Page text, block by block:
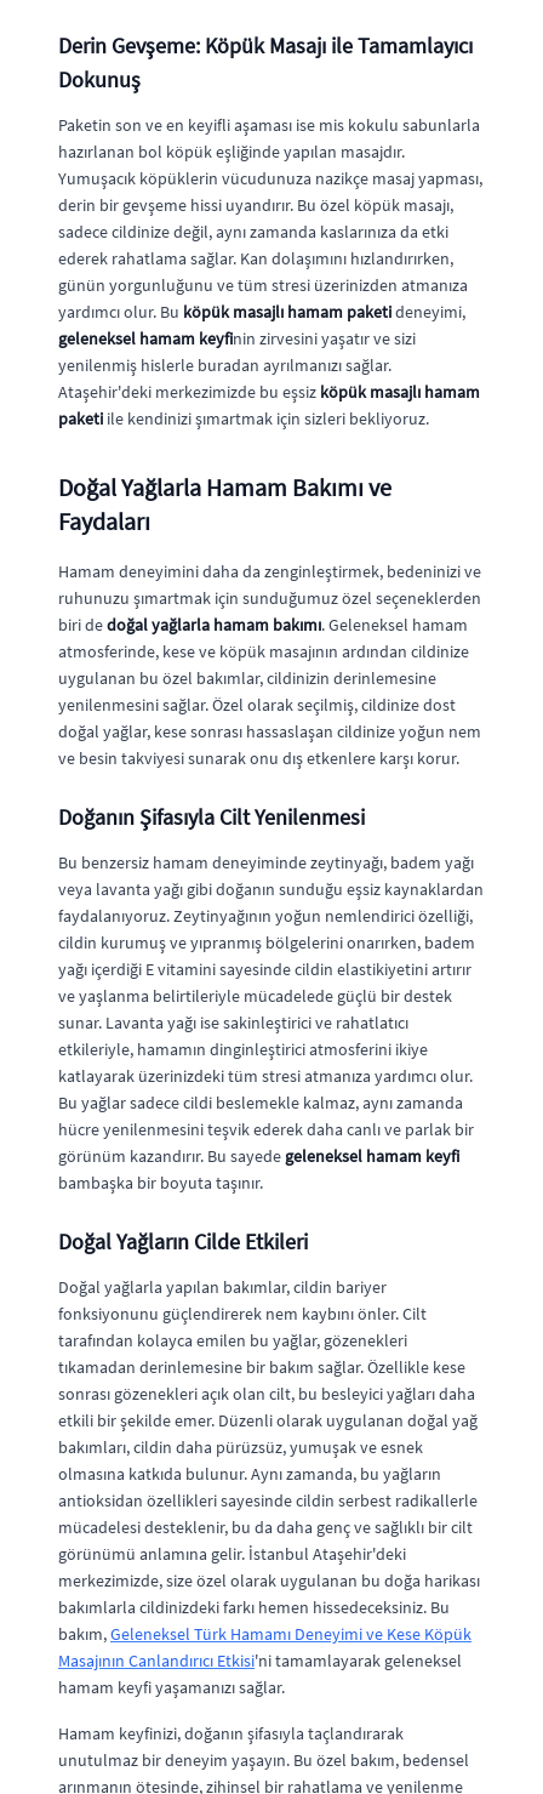
Derin Gevşeme: Köpük Masajı ile Tamamlayıcı
Dokunuş
Paketin son ve en keyifli aşaması ise mis kokulu sabunlarla
hazırlanan bol köpük eşliğinde yapılan masajdır.
Yumuşacık köpüklerin vücudunuza nazikçe masaj yapması,
derin bir gevşeme hissi uyandırır. Bu özel köpük masajı,
sadece cildinize değil, aynı zamanda kaslarınıza da etki
ederek rahatlama sağlar. Kan dolaşımını hızlandırırken,
günün yorgunluğunu ve tüm stresi üzerinizden atmanıza
yardımcı olur. Bu köpük masajlı hamam paketideneyimi,
geleneksel hamam keyfinin zirvesini yaşatır ve sizi
yenilenmiş hislerle buradan ayrılmanızı sağlar.
Ataşehir'deki merkezimizde bu eşsiz köpük masajlı hamam
paketi ile kendinizi şımartmak için sizleri bekliyoruz.
Doğal Yağlarla Hamam Bakımı ve
Faydaları
Hamam deneyimini daha da zenginleştirmek, bedeninizi ve
ruhunuzu şımartmak için sunduğumuz özel seçeneklerden
biri dedoğal yağlarla hamam bakımı. Geleneksel hamam
atmosferinde, kese ve köpük masajının ardından cildinize
uygulanan bu özel bakımlar, cildinizin derinlemesine
yenilenmesini sağlar. Özel olarak seçilmiş, cildinize dost
doğal yağlar, kese sonrası hassaslaşan cildinize yoğun nem
ve besin takviyesi sunarak onu dış etkenlere karşı korur.
Doğanın Şifasıyla Cilt Yenilenmesi
Bu benzersiz hamam deneyiminde zeytinyağı, badem yağı
veya lavanta yağı gibi doğanın sunduğu eşsiz kaynaklardan
faydalanıyoruz. Zeytinyağının yoğun nemlendirici özelliği,
cildin kurumuş ve yıpranmış bölgelerini onarırken, badem
yağı içerdiği E vitamini sayesinde cildin elastikiyetini artırır
ve yaşlanma belirtileriyle mücadelede güçlü bir destek
sunar. Lavanta yağı ise sakinleştirici ve rahatlatıcı
etkileriyle, hamamın dinginleştirici atmosferini ikiye
katlayarak üzerinizdeki tüm stresi atmanıza yardımcı olur.
Bu yağlar sadece cildi beslemekle kalmaz, aynı zamanda
hücre yenilenmesini teşvik ederek daha canlı ve parlak bir
görünüm kazandırır. Bu sayede geleneksel hamam keyfi
bambaşka bir boyuta taşınır.
Doğal Yağların Cilde Etkileri
Doğal yağlarla yapılan bakımlar, cildin bariyer
fonksiyonunu güçlendirerek nem kaybını önler. Cilt
tarafından kolayca emilen bu yağlar, gözenekleri
tıkamadan derinlemesine bir bakım sağlar. Özellikle kese
sonrası gözenekleri açık olan cilt, bu besleyici yağları daha
etkili bir şekilde emer. Düzenli olarak uygulanan doğal yağ
bakımları, cildin daha pürüzsüz, yumuşak ve esnek
olmasına katkıda bulunur. Aynı zamanda, bu yağların
antioksidan özellikleri sayesinde cildin serbest radikallerle
mücadelesi desteklenir, bu da daha genç ve sağlıklı bir cilt
görünümü anlamına gelir. İstanbul Ataşehir'deki
merkezimizde, size özel olarak uygulanan bu doğa harikası
bakımlarla cildinizdeki farkı hemen hissedeceksiniz. Bu
bakım,Geleneksel Türk Hamamı Deneyimi ve Kese Köpük
Masajının Canlandırıcı Etkisi'ni tamamlayarak geleneksel
hamam keyfi yaşamanızı sağlar.
Hamam keyfinizi, doğanın şifasıyla taçlandırarak
unutulmaz bir deneyim yaşayın. Bu özel bakım, bedensel
arınmanın ötesinde, zihinsel bir rahatlama ve yenilenme